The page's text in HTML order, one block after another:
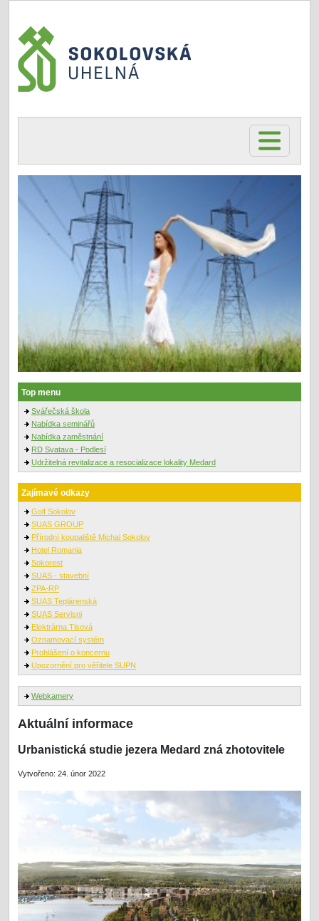
Top menu
Svářečská škola
Nabídka seminářů
Nabídka zaměstnání
RD Svatava - Podlesí
Udržitelná revitalizace a resocializace lokality Medard
Zajímavé odkazy
Golf Sokolov
SUAS GROUP
Přírodní koupaliště Michal Sokolov
Hotel Romania
Sokorest
SUAS - stavební
ZPA-RP
SUAS Teplárenská
SUAS Servisni
Elektrárna Tisová
Oznamovací systém
Prohlášení o koncernu
Upozornění pro věřitele SUPN
Webkamery
Aktuální informace
Urbanistická studie jezera Medard zná zhotovitele
Vytvořeno: 24. únor 2022